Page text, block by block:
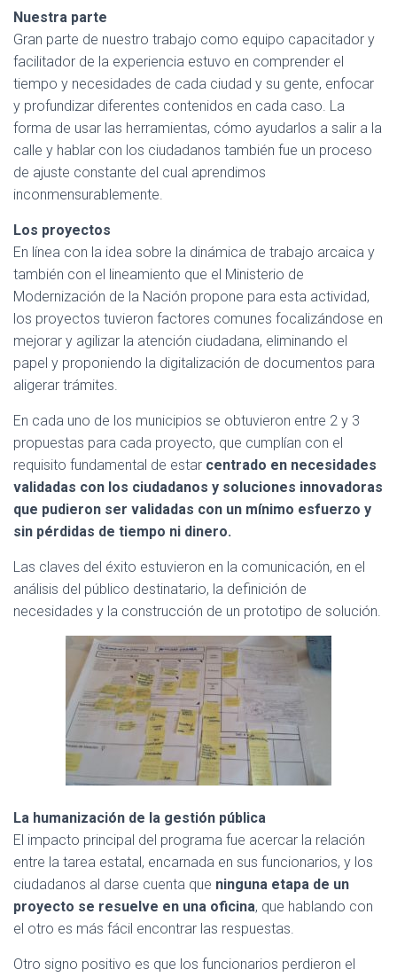
Nuestra parte
Gran parte de nuestro trabajo como equipo capacitador y
facilitador de la experiencia estuvo en comprender el
tiempo y necesidades de cada ciudad y su gente, enfocar
y profundizar diferentes contenidos en cada caso. La
forma de usar las herramientas, cómo ayudarlos a salir a la
calle y hablar con los ciudadanos también fue un proceso
de ajuste constante del cual aprendimos
inconmensurablemente.
Los proyectos
En línea con la idea sobre la dinámica de trabajo arcaica y
también con el lineamiento que el Ministerio de
Modernización de la Nación propone para esta actividad,
los proyectos tuvieron factores comunes focalizándose en
mejorar y agilizar la atención ciudadana, eliminando el
papel y proponiendo la digitalización de documentos para
aligerar trámites.
En cada uno de los municipios se obtuvieron entre 2 y 3
propuestas para cada proyecto, que cumplían con el
requisito fundamental de estar centrado en necesidades
validadas con los ciudadanos y soluciones innovadoras
que pudieron ser validadas con un mínimo esfuerzo y
sin pérdidas de tiempo ni dinero.
Las claves del éxito estuvieron en la comunicación, en el
análisis del público destinatario, la definición de
necesidades y la construcción de un prototipo de solución.
La humanización de la gestión pública
El impacto principal del programa fue acercar la relación
entre la tarea estatal, encarnada en sus funcionarios, y los
ciudadanos al darse cuenta que ninguna etapa de un
proyecto se resuelve en una oficina, que hablando con
el otro es más fácil encontrar las respuestas.
Otro signo positivo es que los funcionarios perdieron el